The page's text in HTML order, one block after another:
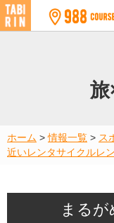
旅
ホーム >情報一覧 > ス
近いレンタサイクルレ
まる